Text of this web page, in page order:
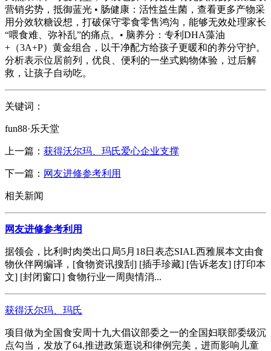
营销劣势，抵御蓝光 • 肠健康：活性益生菌，查看更多产物采
用分效软糖设想，打破保守零食零售鸿沟，能够无效处理家长
“喂食难、弥补乱”的痛点。• 脑养分：专利DHA藻油
+（3A+P）黄金组合，以干净配方给孩子更暖和的养分守护。
分析表示位居前列，优良、便利的一坐式购物体验，过后解
救，让孩子自动吃。
关键词：
fun88·乐天堂
上一篇： 获得沃尔玛、玛氏爱心企业支撑
下一篇： 网友进修参考利用
相关新闻
网友进修参考利用
据领会，比利时肉类出口局5月18日表态SIAL西雅展本文由食
物伙伴网编译，[食物资讯搜刮] [插手珍藏] [告诉老友] [打印本
文] [封闭窗口] 食物行业一周舆情消...
获得沃尔玛、玛氏
项目做为全国食安周十九大倡议部委之一的全国妇联部委级沉
点勾当，发放了64,推进政策逛说和律例完美，进而影响儿童